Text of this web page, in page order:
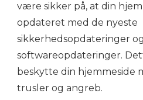
være sikker på, at din
opdateret med de nyeste
sikkerhedsopdateringer og
softwareopdateringer.
beskytte din hjemmeside
trusler og angreb.